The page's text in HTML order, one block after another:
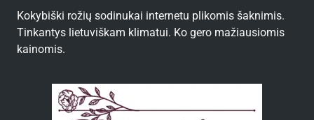
Kokybiški rožių sodinukai internetu plikomis šaknimis.
Tinkantys lietuviškam klimatui. Ko gero mažiausiomis
kainomis.